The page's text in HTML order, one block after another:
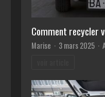
Comment recycler
Marise 3 mars 2025